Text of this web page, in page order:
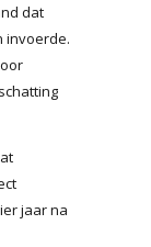
dat
invoerde.
jaar na